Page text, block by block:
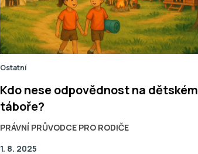
Ostatní
Kdo nese odpovědnost na dětském
táboře?
PRÁVNÍ PRŮVODCE PRO RODIČE
1. 8. 2025